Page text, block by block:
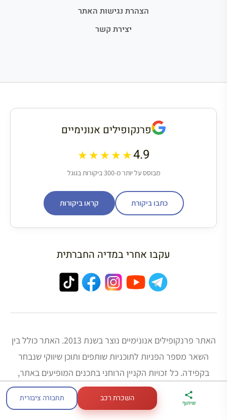
ארגז הכלים שלי
לטיול בצרפת
מדריך פריז
במתנה
דברו
איתי בווטסאפ
הצהרת נגישות האתר
יצירת קשר
פרנקופילים אנונימיים
4.9
★★★★★
מבוסס על יותר מ-300 ביקורות בגוגל
כתבו ביקורת קראו ביקורות
עקבו אחרי במדיה החברתית
האתר פרנקופילים אנונימיים נוצר בשנת 2013. האתר כולל בין
השאר מספר הפניות לתוכניות שותפים ותוכן שיווקי שנבחר
בקפידה. כל זכויות הקניין הרוחני בתכנים המופיעים באתר,
לרבות לוגו, שם האתר, עיצוב האתר, תמונות, קבצים גרפיים,
טקסט ו/או כל חומר אחר, שייכות לי (צבי חזנוב) או לצד שלישי
שיתוף השכרת רכב תחבורה ציבורית